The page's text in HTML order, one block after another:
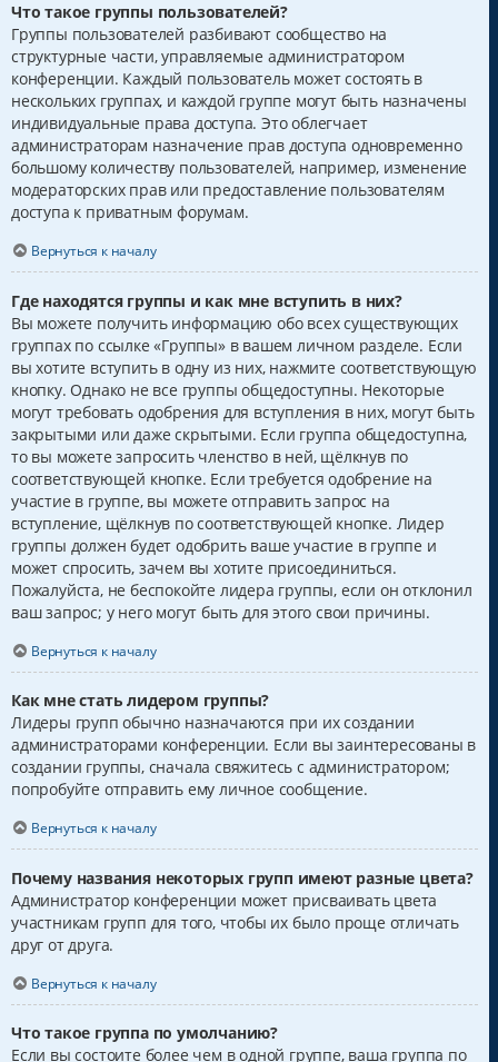
Что такое группы пользователей?
Группы пользователей разбивают сообщество на
структурные части, управляемые администратором
конференции. Каждый пользователь может состоять в
нескольких группах, и каждой группе могут быть назначены
индивидуальные права доступа. Это облегчает
администраторам назначение прав доступа одновременно
большому количеству пользователей, например, изменение
модераторских прав или предоставление пользователям
доступа к приватным форумам.
Вернуться к началу
Где находятся группы и как мне вступить в них?
Вы можете получить информацию обо всех существующих
группах по ссылке «Группы» в вашем личном разделе. Если
вы хотите вступить в одну из них, нажмите соответствующую
кнопку. Однако не все группы общедоступны. Некоторые
могут требовать одобрения для вступления в них, могут быть
закрытыми или даже скрытыми. Если группа общедоступна,
то вы можете запросить членство в ней, щёлкнув по
соответствующей кнопке. Если требуется одобрение на
участие в группе, вы можете отправить запрос на
вступление, щёлкнув по соответствующей кнопке. Лидер
группы должен будет одобрить ваше участие в группе и
может спросить, зачем вы хотите присоединиться.
Пожалуйста, не беспокойте лидера группы, если он отклонил
ваш запрос; у него могут быть для этого свои причины.
Вернуться к началу
Как мне стать лидером группы?
Лидеры групп обычно назначаются при их создании
администраторами конференции. Если вы заинтересованы в
создании группы, сначала свяжитесь с администратором;
попробуйте отправить ему личное сообщение.
Вернуться к началу
Почему названия некоторых групп имеют разные цвета?
Администратор конференции может присваивать цвета
участникам групп для того, чтобы их было проще отличать
друг от друга.
Вернуться к началу
Что такое группа по умолчанию?
Если вы состоите более чем в одной группе, ваша группа по